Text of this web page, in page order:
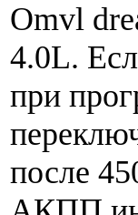
Omvl
4.0L.
при
после